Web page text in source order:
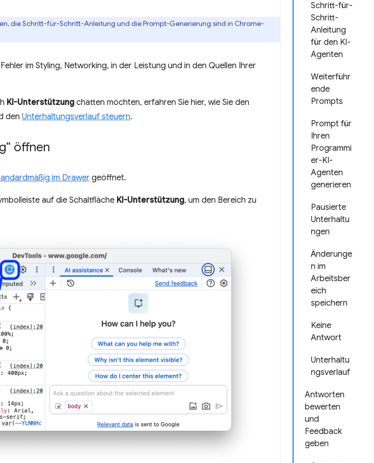
Schritt-für-
Schritt-
Anleitung
für den KI-
Agenten
Weiterführ
ende
Prompts
Prompt für
Ihren
Programmi
er-KI-
Agenten
generieren
Pausierte
Unterhaltu
ngen
Änderunge
n im
Arbeitsber
eich
speichern
Keine
Antwort
Unterhaltu
ngsverlauf
Antworten
bewerten
und
Feedback
geben
die Schritt-für-Schritt-Anleitung und die Prompt-Generierung sind in Chrome-
im Styling, Networking, in der Leistung und in den Quellen Ihrer
KI-Unterstützung chatten möchten, erfahren Sie hier, wie Sie den
den Unterhaltungsverlauf steuern.
öffnen
im Drawer geöffnet.
auf die Schaltfläche KI-Unterstützung, um den Bereich zu